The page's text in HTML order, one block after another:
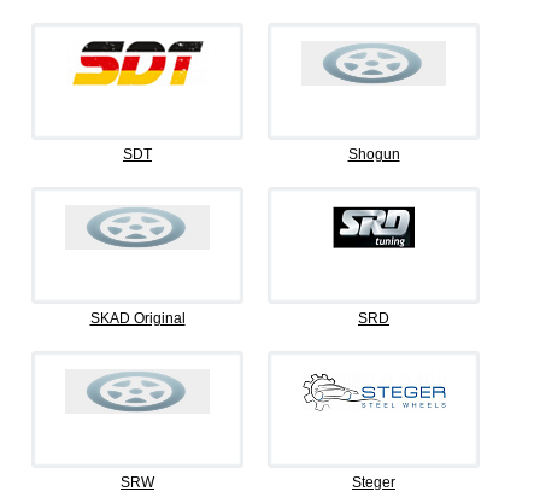
SDT Shogun
SKAD Original SRD
SRW Steger